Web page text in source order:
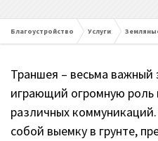
Благоустройство Услуги
Траншея – весьма
играющий огромную роль
различных
собой выемку в грунте,